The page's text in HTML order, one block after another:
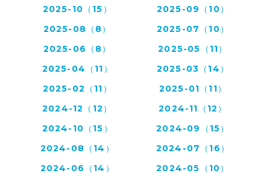
2025-10（15）
2025-09（10）
2025-08（8）
2025-07（10）
2025-06（8）
2025-05（11）
2025-04（11）
2025-03（14）
2025-02（11）
2025-01（11）
2024-12（12）
2024-11（12）
2024-10（15）
2024-09（15）
2024-08（14）
2024-07（16）
2024-06（14）
2024-05（10）